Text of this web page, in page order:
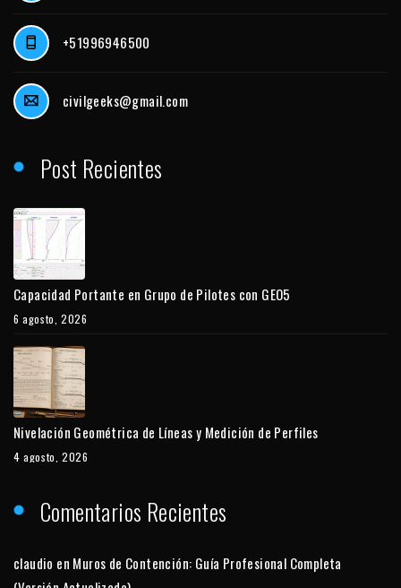
+51996946500
civilgeeks@gmail.com
Post Recientes
Capacidad Portante en Grupo de Pilotes con GEO5
6 agosto, 2026
Nivelación Geométrica de Líneas y Medición de Perfiles
4 agosto, 2026
Comentarios Recientes
claudio en Muros de Contención: Guía Profesional Completa